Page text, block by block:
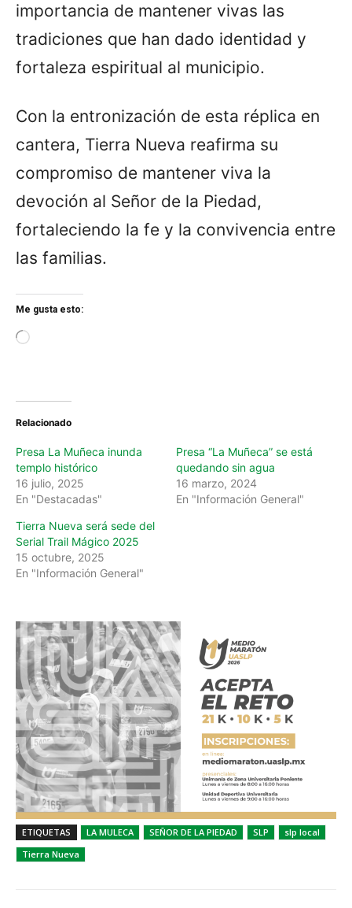
importancia de mantener vivas las
tradiciones que han dado identidad y
fortaleza espiritual al municipio.
Con la entronización de esta réplica en
cantera, Tierra Nueva reafirma su
compromiso de mantener viva la
devoción al Señor de la Piedad,
fortaleciendo la fe y la convivencia entre
las familias.
Me gusta esto:
g
Relacionado
Presa La Muñeca inunda
templo histórico
16 julio, 2025
En "Destacadas"
Presa “La Muñeca” se está
quedando sin agua
16 marzo, 2024
En "Información General"
Tierra Nueva será sede del
Serial Trail Mágico 2025
15 octubre, 2025
En "Información General"
ETIQUETAS LA MULECA SEÑOR DE LA PIEDAD SLP
slp local
Tierra Nueva